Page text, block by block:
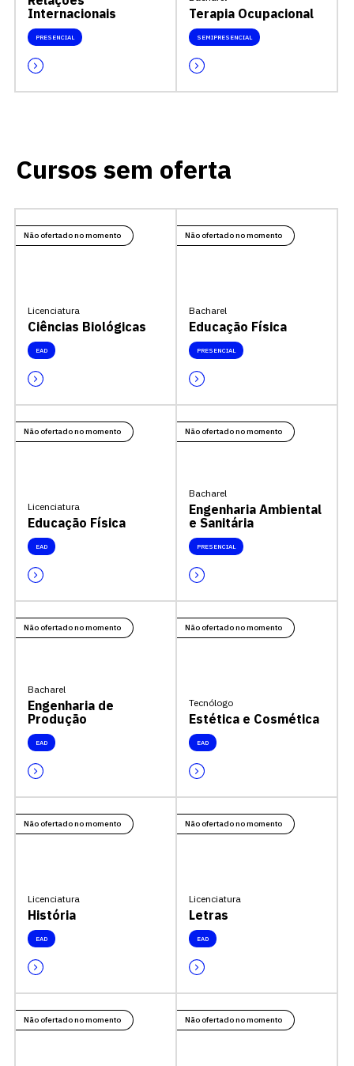
Internacionais
PRESENCIAL
Terapia Ocupacional
SEMIPRESENCIAL
Cursos sem oferta
Não ofertado no momento
Licenciatura
Ciências Biológicas
EAD
Não ofertado no momento
Bacharel
Educação Física
PRESENCIAL
Não ofertado no momento
Licenciatura
Educação Física
EAD
Não ofertado no momento
Bacharel
Engenharia Ambiental
e Sanitária
PRESENCIAL
Não ofertado no momento
Bacharel
Engenharia de
Produção
EAD
Não ofertado no momento
Tecnólogo
Estética e Cosmética
EAD
Não ofertado no momento
Licenciatura
História
EAD
Não ofertado no momento
Licenciatura
Letras
EAD
Não ofertado no momento Não ofertado no momento